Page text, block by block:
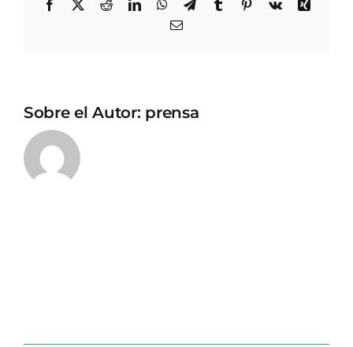
Facebook
X RedditLinkedInWhatsApp
TelegramTumblrPinterest
Vk
Xing
Correo
Sobre el Autor: prensa